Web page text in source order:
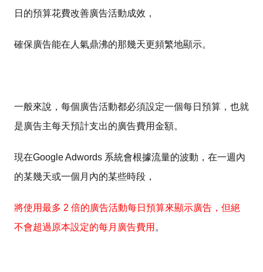
日的預算花費改善廣告活動成效，
確保廣告能在人氣鼎沸的那幾天更頻繁地顯示。
一般來說，每個廣告活動都必須設定一個每日預算，也就
是廣告主每天預計支出的廣告費用金額。
現在Google Adwords 系統會根據流量的波動，在一週內
的某幾天或一個月內的某些時段，
將使用最多 2 倍的廣告活動每日預算來顯示廣告，但絕
不會超過原本設定的每月廣告費用 。